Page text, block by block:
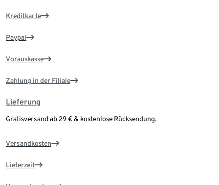
Kreditkarte
Paypal
Vorauskasse
Zahlung in der Filiale
Lieferung
Gratisversand ab 29 € & kostenlose Rücksendung.
Versandkosten
Lieferzeit